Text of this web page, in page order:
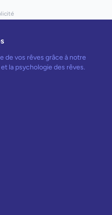
de vos rêves grâce à notre
la psychologie des rêves.